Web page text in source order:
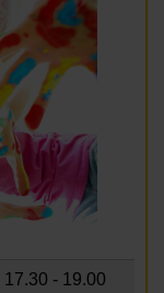
17.30 - 19.00